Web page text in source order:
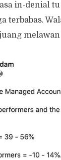
in-denial tu
terbabas.